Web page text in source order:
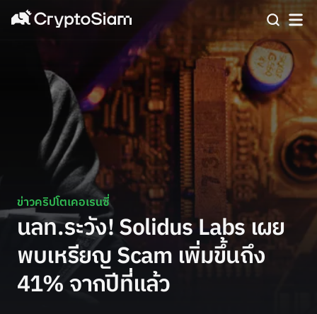
ข่าวคริปโตเคอเรนซี่
นลท.ระวัง! Solidus Labs เผย
พบเหรียญ Scam เพิ่มขึ้นถึง
41% จากปีที่แล้ว